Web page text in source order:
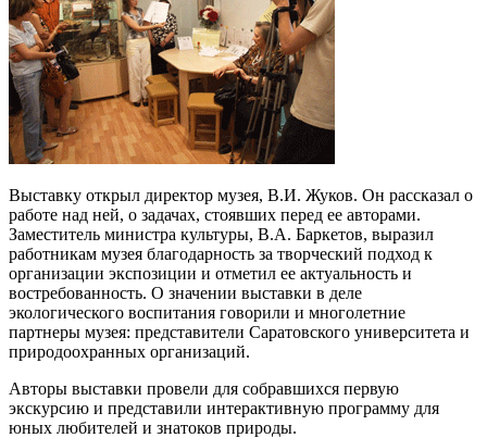
Выставку открыл директор музея, В.И. Жуков. Он рассказал о
работе над ней, о задачах, стоявших перед ее авторами.
Заместитель министра культуры, В.А. Баркетов, выразил
работникам музея благодарность за творческий подход к
организации экспозиции и отметил ее актуальность и
востребованность. О значении выставки в деле
экологического воспитания говорили и многолетние
партнеры музея: представители Саратовского университета и
природоохранных организаций.
Авторы выставки провели для собравшихся первую
экскурсию и представили интерактивную программу для
юных любителей и знатоков природы.